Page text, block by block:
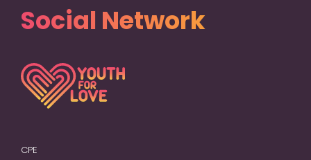
Social Network
CPE